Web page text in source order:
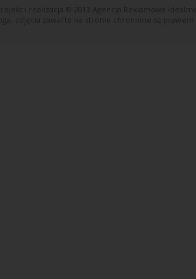
Projekt i realizacja © 2013 Agencja Reklamowa
loga, zdjęcia zawarte na stronie chronione są